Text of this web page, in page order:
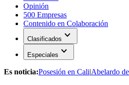
Opinión
500 Empresas
Contenido en Colaboración
Clasificados expand_more
Especiales expand_more
Es noticia:Posesión en Cali|Abelardo